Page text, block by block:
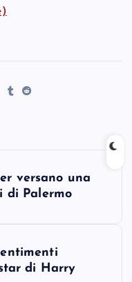
versano una
di Palermo
di Harry